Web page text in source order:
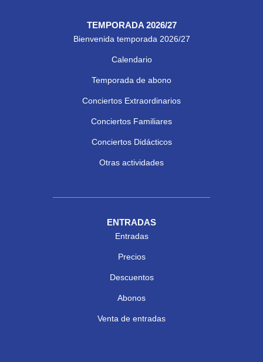
TEMPORADA 2026/27
Bienvenida temporada 2026/27
Calendario
Temporada de abono
Conciertos Extraordinarios
Conciertos Familiares
Conciertos Didácticos
Otras actividades
ENTRADAS
Entradas
Precios
Descuentos
Abonos
Venta de entradas